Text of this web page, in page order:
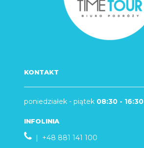
KONTAKT
poniedziałek - piątek 08:30 - 16:30
INFOLINIA
| +48 881 141 100